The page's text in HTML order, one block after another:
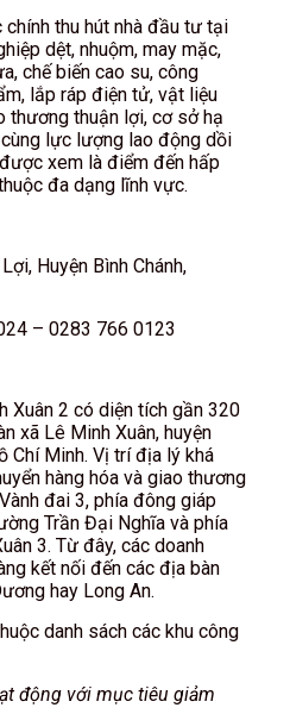
chính thu hút nhà đầu tư tại
dệt, nhuộm, may mặc,
chế biến cao su, công
lắp ráp điện tử, vật liệu
thương thuận lợi, cơ sở hạ
lực lượng lao động dồi
xem là điểm đến hấp
đa dạng lĩnh vực.
Huyện Bình Chánh,
– 0283 766 0123
Xuân 2 có diện tích gần 320
xã Lê Minh Xuân, huyện
Chí Minh. Vị trí địa lý khá
hàng hóa và giao thương
đai 3, phía đông giáp
Trần Đại Nghĩa và phía
3. Từ đây, các doanh
kết nối đến các địa bàn
hay Long An.
động với mục tiêu giảm